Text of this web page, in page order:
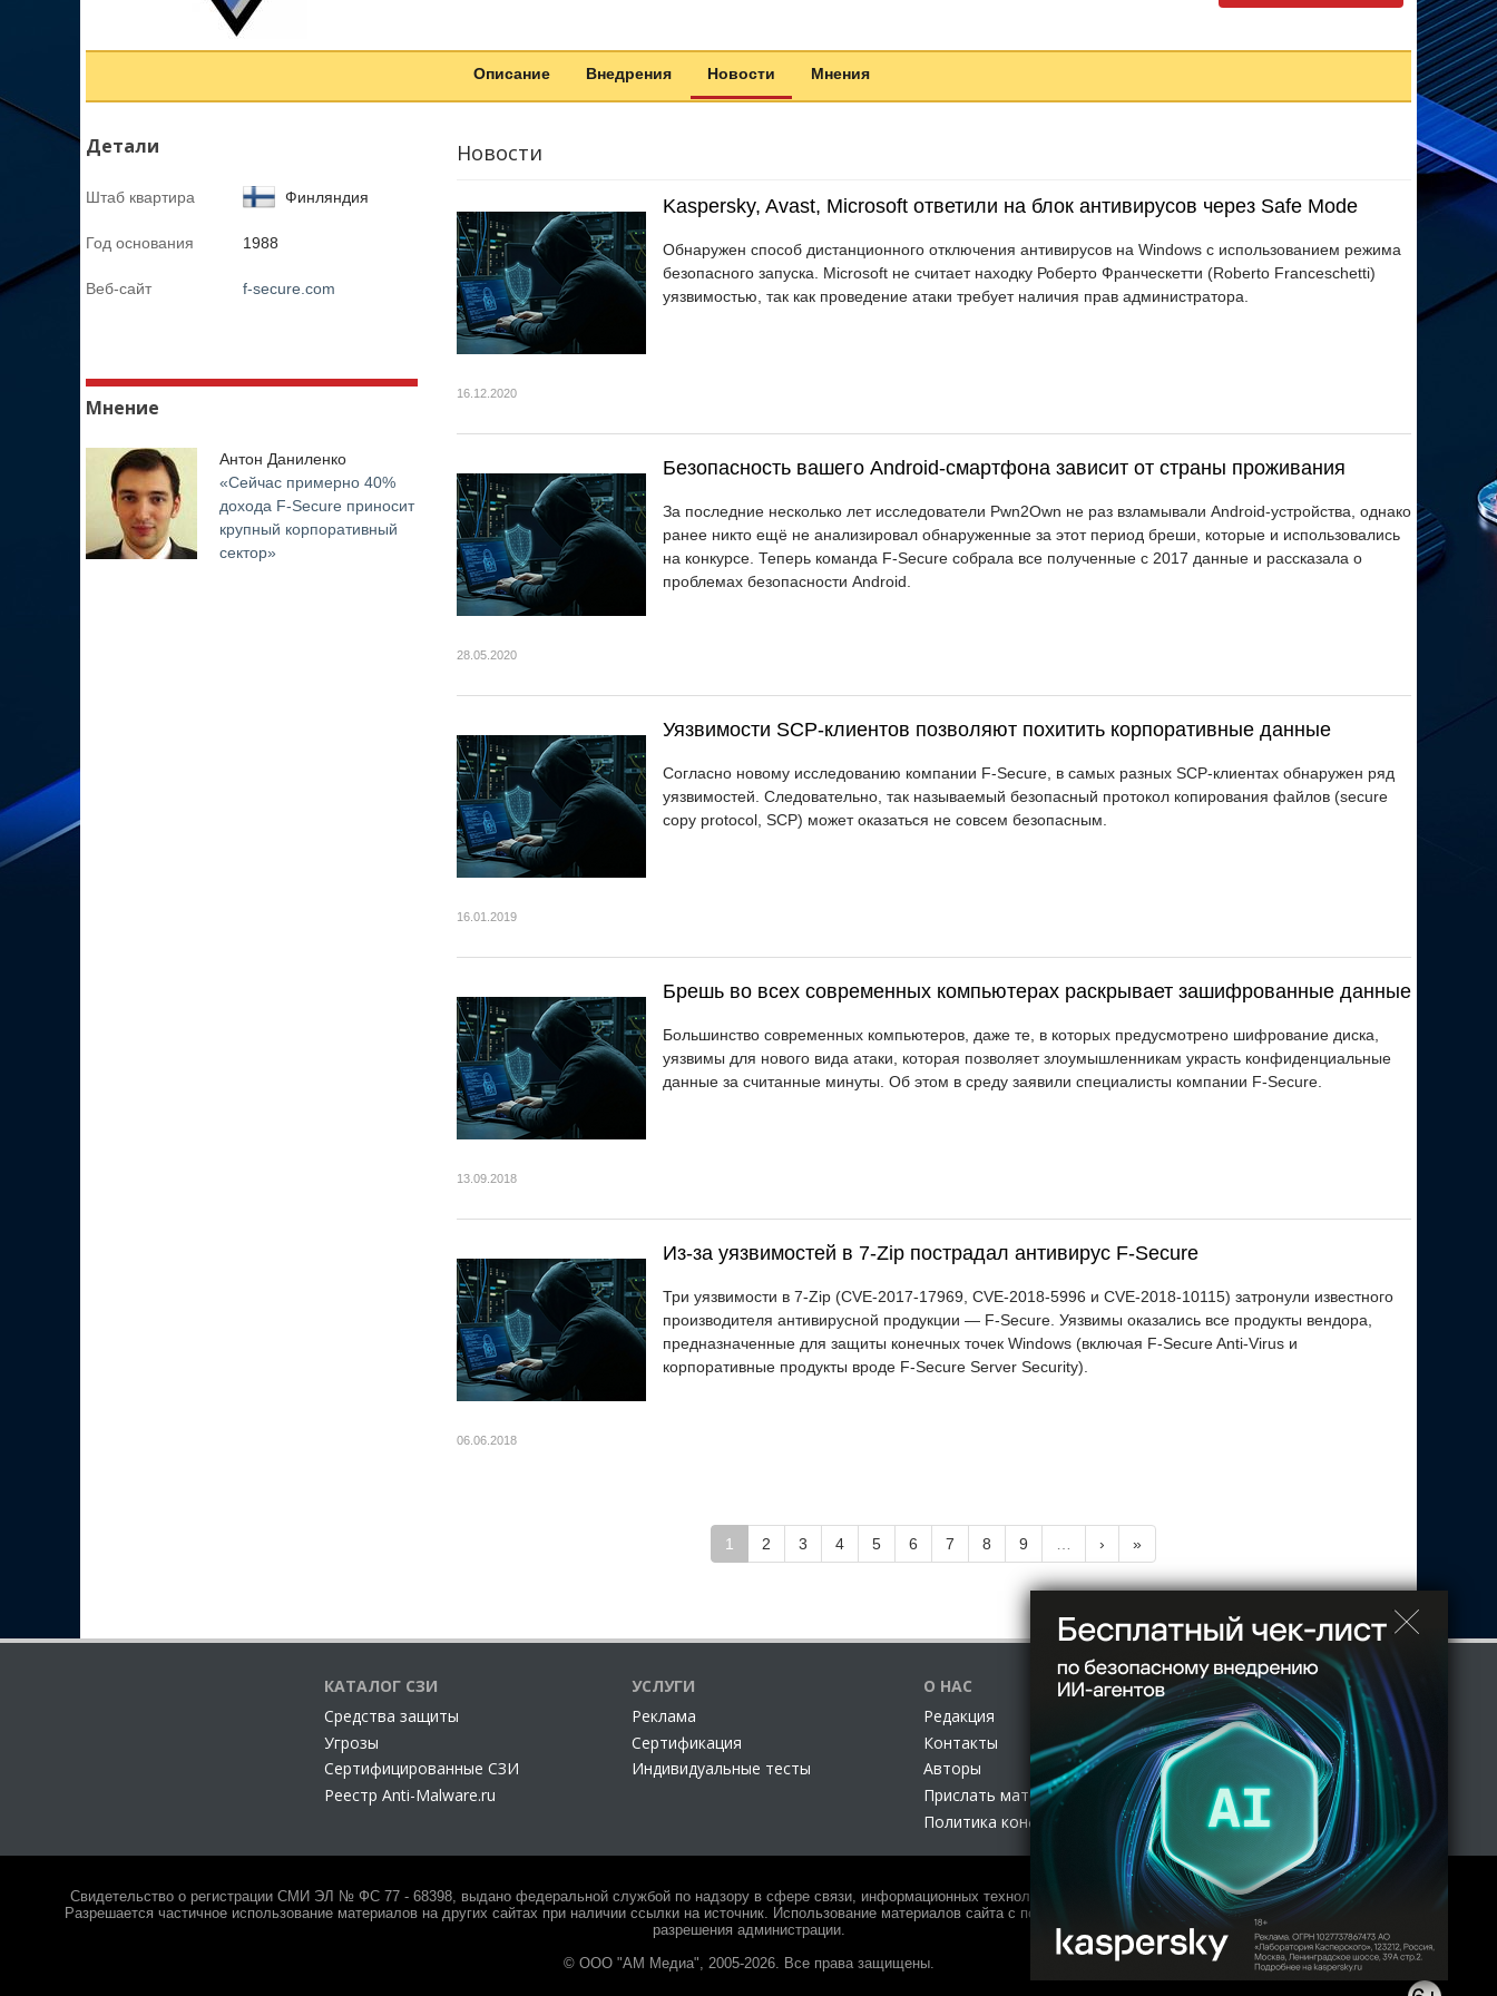
Описание Внедрения Новости Мнения
Детали
Штаб квартира Финляндия
Год основания 1988
Веб-сайт f-secure.com
Мнение
Антон Даниленко
«Сейчас примерно 40%
дохода F-Secure приносит
крупный корпоративный
сектор»
Новости
Kaspersky, Avast, Microsoft ответили на блок антивирусов через Safe Mode
Обнаружен способ дистанционного отключения антивирусов на Windows с использованием режима
безопасного запуска. Microsoft не считает находку Роберто Франческетти (Roberto Franceschetti)
уязвимостью, так как проведение атаки требует наличия прав администратора.
16.12.2020
Безопасность вашего Android-смартфона зависит от страны проживания
За последние несколько лет исследователи Pwn2Own не раз взламывали Android-устройства, однако
ранее никто ещё не анализировал обнаруженные за этот период бреши, которые и использовались
на конкурсе. Теперь команда F-Secure собрала все полученные с 2017 данные и рассказала о
проблемах безопасности Android.
28.05.2020
Уязвимости SCP-клиентов позволяют похитить корпоративные данные
Согласно новому исследованию компании F-Secure, в самых разных SCP-клиентах обнаружен ряд
уязвимостей. Следовательно, так называемый безопасный протокол копирования файлов (secure
copy protocol, SCP) может оказаться не совсем безопасным.
16.01.2019
Брешь во всех современных компьютерах раскрывает зашифрованные данные
Большинство современных компьютеров, даже те, в которых предусмотрено шифрование диска,
уязвимы для нового вида атаки, которая позволяет злоумышленникам украсть конфиденциальные
данные за считанные минуты. Об этом в среду заявили специалисты компании F-Secure.
13.09.2018
Из-за уязвимостей в 7-Zip пострадал антивирус F-Secure
Три уязвимости в 7-Zip (CVE-2017-17969, CVE-2018-5996 и CVE-2018-10115) затронули известного
производителя антивирусной продукции — F-Secure. Уязвимы оказались все продукты вендора,
предназначенные для защиты конечных точек Windows (включая F-Secure Anti-Virus и
корпоративные продукты вроде F-Secure Server Security).
06.06.2018
1 2 3 4 5 6 7 8 9 › »
КАТАЛОГ СЗИ
Cредства защиты
Угрозы
Сертифицированные СЗИ
Реестр Anti-Malware.ru
УСЛУГИ
Реклама
Сертификация
Индивидуальные тесты
О НАС
Редакция
Контакты
Авторы
Прислать материал
Политика конфиденциальности
Свидетельство о регистрации СМИ ЭЛ № ФС 77 - 68398, выдано федеральной службой по надзору в сфере связи, информационных технологий и массовых коммуникаций (Роскомнадзор) 27.01.2017
Разрешается частичное использование материалов на других сайтах при наличии ссылки на источник. Использование материалов сайта с полной копией оригинала допускается только с письменного
разрешения администрации.
© ООО "АМ Медиа", 2005-2026. Все права защищены.